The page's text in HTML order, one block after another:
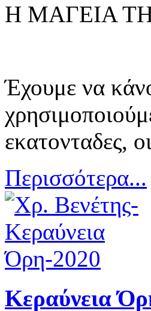
Η ΜΑΓΕΙΑ
Έχουμε να
εκατονταδες,
Περισσότερα...
Κεραύνεια